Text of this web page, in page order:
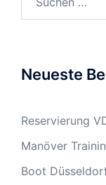
Neueste
Reservierung
Manöver
Boot